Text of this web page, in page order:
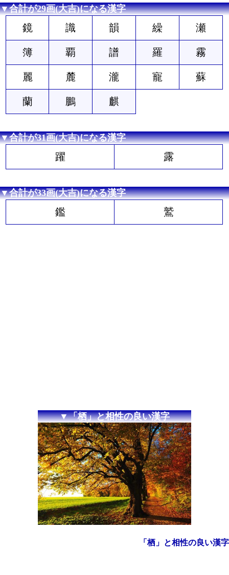
▼合計が29画(大吉)になる漢字
鏡 識 韻 繰 瀬
簿 覇 譜 羅 霧
麗 麓 瀧 寵 蘇
蘭 鵬 麒
▼合計が31画(大吉)になる漢字
躍 露
▼合計が33画(大吉)になる漢字
鑑 鷲
▼「栖」と相性の良い漢字
「栖」と相性の良い漢字